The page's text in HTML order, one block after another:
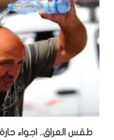
طقس العراق.. اجواء